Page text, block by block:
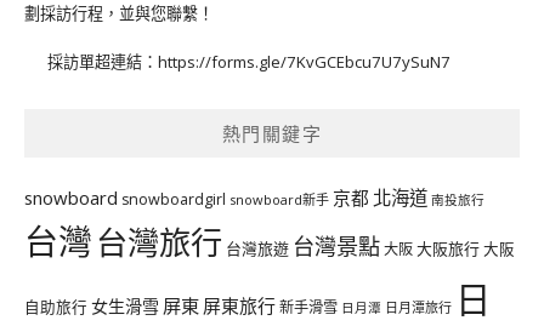
劃採訪行程，並與您聯繫！
採訪單超連結： https://forms.gle/7KvGCEbcu7U7ySuN7
熱門關鍵字
snowboard snowboardgirl snowboard新手 京都 北海道 南投旅行
台灣台灣旅行 台灣旅遊 台灣景點大阪大阪旅行大阪
自助旅行 女生滑雪 屏東 屏東旅行新手滑雪 日月潭 日月潭旅行 日